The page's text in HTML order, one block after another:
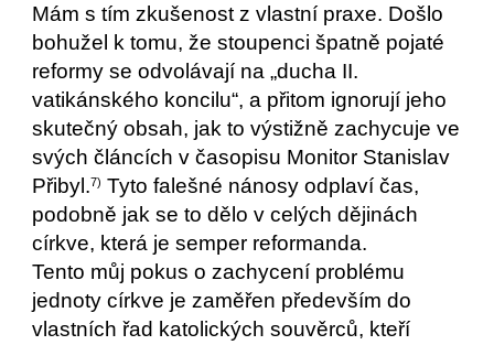
Mám s tím zkušenost z vlastní praxe. Došlo
bohužel k tomu, že stoupenci špatně pojaté
reformy se odvolávají na „ducha II.
vatikánského koncilu“, a přitom ignorují jeho
skutečný obsah, jak to výstižně zachycuje ve
svých článcích v časopisu Monitor Stanislav
Přibyl.7) Tyto falešné nánosy odplaví čas,
podobně jak se to dělo v celých dějinách
církve, která je semper reformanda.
Tento můj pokus o zachycení problému
jednoty církve je zaměřen především do
vlastních řad katolických souvěrců, kteří